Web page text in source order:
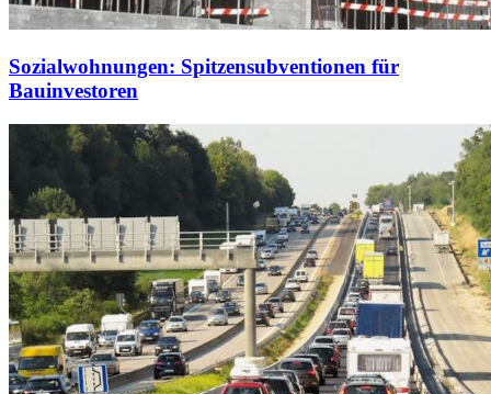
Sozialwohnungen: Spitzensubventionen für
Bauinvestoren